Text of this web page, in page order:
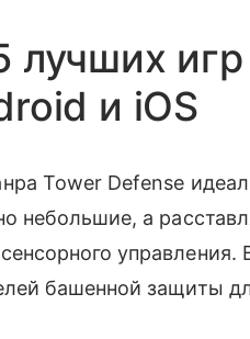
лучших
и iOS
Tower Defense
небольшие, а
башенной защиты